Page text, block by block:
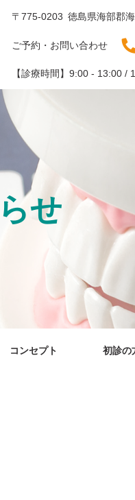
〒775-0203 徳島県海部郡
ご予約・お問い合わせ
【診療時間】 9:00 - 13:00 /
せ
コンセプト 初診の